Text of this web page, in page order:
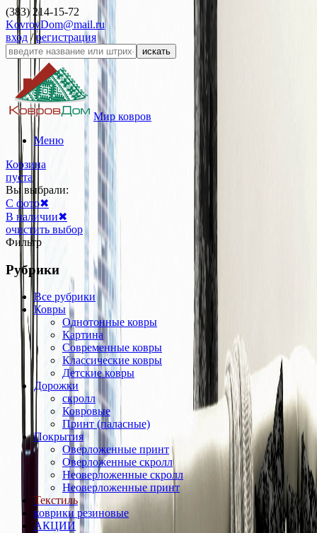
(383) 214-15-72
KovrovDom@mail.ru
вход /регистрация
искать
Мир ковров
Меню
Корзина
пуста
Вы выбрали:
С фото✖
В наличии✖
очистить выбор
Фильтр
Рубрики
Все рубрики
Ковры
Однотонные ковры
Картина
Современные ковры
Классические ковры
Детские ковры
Дорожки
скролл
Ковровые
Принт (паласные)
Покрытия
Оверложенные принт
Оверложенные скролл
Неоверложенные скролл
Неоверложенные принт
Текстиль
коврики резиновые
АКЦИИ